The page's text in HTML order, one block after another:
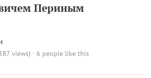
Периным
views) · 6 people like this